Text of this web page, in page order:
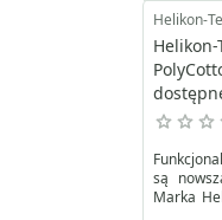
Helikon-
Helikon-
są
Marka